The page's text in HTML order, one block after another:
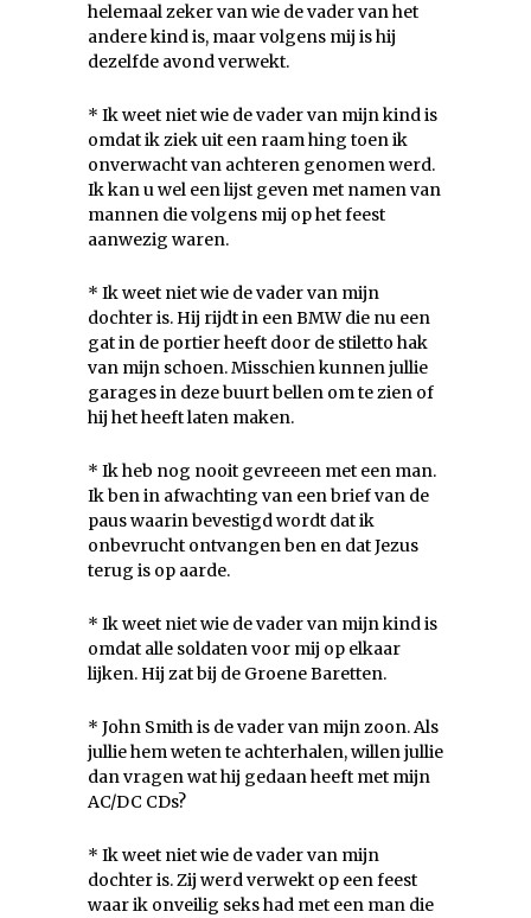
helemaal zeker van wie de vader van het
andere kind is, maar volgens mij is hij
dezelfde avond verwekt.
* Ik weet niet wie de vader van mijn kind is
omdat ik ziek uit een raam hing toen ik
onverwacht van achteren genomen werd.
Ik kan u wel een lijst geven met namen van
mannen die volgens mij op het feest
aanwezig waren.
* Ik weet niet wie de vader van mijn
dochter is. Hij rijdt in een BMW die nu een
gat in de portier heeft door de stiletto hak
van mijn schoen. Misschien kunnen jullie
garages in deze buurt bellen om te zien of
hij het heeft laten maken.
* Ik heb nog nooit gevreeen met een man.
Ik ben in afwachting van een brief van de
paus waarin bevestigd wordt dat ik
onbevrucht ontvangen ben en dat Jezus
terug is op aarde.
* Ik weet niet wie de vader van mijn kind is
omdat alle soldaten voor mij op elkaar
lijken. Hij zat bij de Groene Baretten.
* John Smith is de vader van mijn zoon. Als
jullie hem weten te achterhalen, willen jullie
dan vragen wat hij gedaan heeft met mijn
AC/DC CDs?
* Ik weet niet wie de vader van mijn
dochter is. Zij werd verwekt op een feest
waar ik onveilig seks had met een man die